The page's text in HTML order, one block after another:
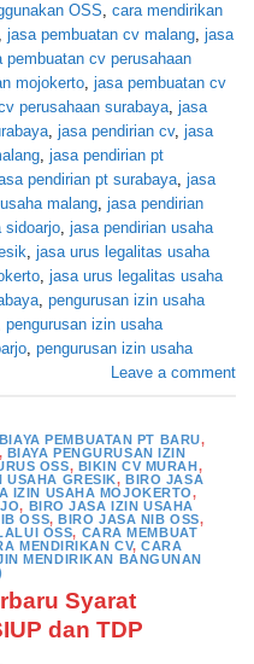
OSS, cara mendirikan
, jasa pembuatan cv malang, jasa
pembuatan cv perusahaan
mojokerto, jasa pembuatan cv
perusahaan surabaya, jasa
, jasa pendirian cv, jasa
, jasa pendirian pt
pendirian pt surabaya, jasa
malang, jasa pendirian
sidoarjo, jasa pendirian usaha
, jasa urus legalitas usaha
, jasa urus legalitas usaha
, pengurusan izin usaha
pengurusan izin usaha
, pengurusan izin usaha
Leave a comment
BIAYA PEMBUATAN PT BARU,
, BIAYA PENGURUSAN IZIN
OSS, BIKIN CV MURAH,
USAHA GRESIK,BIRO JASA
IZIN USAHA MOJOKERTO,
, BIRO JASA IZIN USAHA
OSS,BIRO JASA NIB OSS,
OSS, CARA MEMBUAT
MENDIRIKAN CV,CARA
MENDIRIKAN BANGUNAN
Syarat
dan TDP